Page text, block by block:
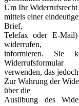
Um Ihr Widerrufsrecht
mittels einer
Brief,
Telefax oder E-
widerrufen,
informieren. Sie
Widerrufsformular
verwenden, das
Zur Wahrung der
über die
Ausübung des